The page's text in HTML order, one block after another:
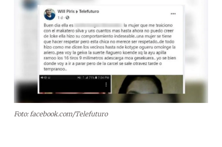
Foto: facebook.com/Telefuturo